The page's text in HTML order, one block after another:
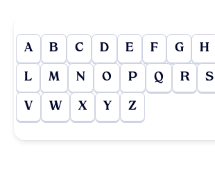
A B C D E F G H
L M N O P Q R S
V W X Y Z